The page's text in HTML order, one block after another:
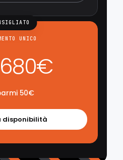
UNICO
680€
50€
disponibilità